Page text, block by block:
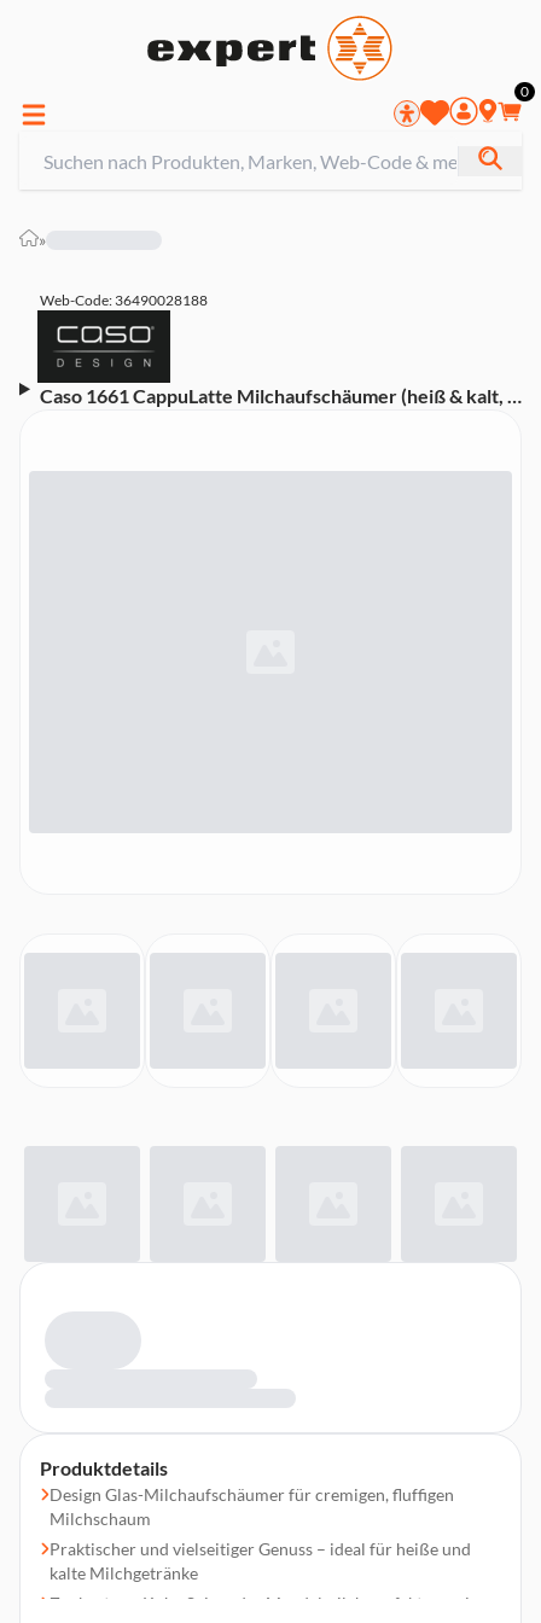
0
»
Web-Code: 36490028188
Caso 1661 CappuLatte Milchaufschäumer (heiß & kalt, 5
Produktdetails
Design Glas-Milchaufschäumer für cremigen, fluffigen
Milchschaum
Praktischer und vielseitiger Genuss – ideal für heiße und
kalte Milchgetränke
Zaubert aus Kuh-, Soja- oder Mandelmilch perfekt cremigen